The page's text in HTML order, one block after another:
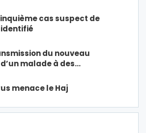
cas suspect de
du nouveau
malade à des…
menace le Haj